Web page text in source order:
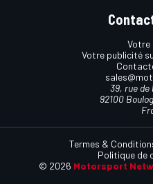
Votre
Votre publicité
39, rue de
92100
© 2026 Motorsport
Termes &
Politique de